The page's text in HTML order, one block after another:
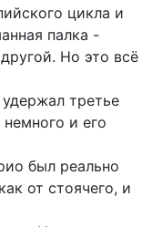
цикла и
палка -
Но это всё
третье
и его
был реально
от стоячего, и